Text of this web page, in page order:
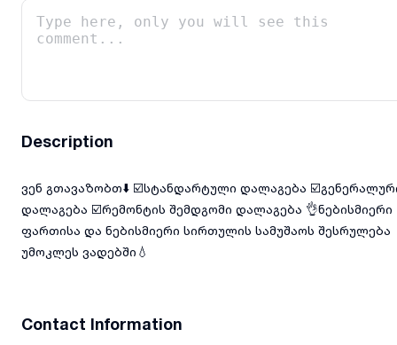
Description
ვენ გთავაზობთ⬇️ ☑️სტანდარტული დალაგება
დალაგება ☑️რემონტის შემდგომი დალაგება 👌ნებისმიერი
ფართისა და ნებისმიერი სირთულის სამუშაოს შესრულება
უმოკლეს ვადებში💧
Contact Information